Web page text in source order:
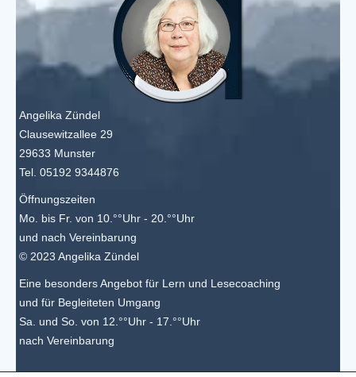
Angelika Zündel
Clausewitzallee 29
29633 Munster
Tel. 05192 9344876
Öffnungszeiten
Mo. bis Fr. von 10.°°Uhr - 20.°°Uhr
und nach Vereinbarung
© 2023 Angelika Zündel
Eine besonders Angebot für Lern und Lesecoaching
und für Begleiteten Umgang
Sa. und So. von 12.°°Uhr - 17.°°Uhr
nach Vereinbarung